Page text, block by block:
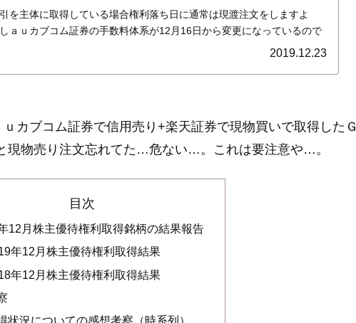
を主体に取得している場合権利落ち日に通常は現渡注文をしますよ
ａｕカブコム証券の手数料体系が12月16日から変更になっているので
用売りを建てている方はそのまま現渡するのはちょっと待った方が良い
2019.12.23
カブコム証券で信用売り+楽天証券で現物買いで取得したＧ
現物売り注文忘れてた…危ない…。これは要注意や…。
目次
12月株主優待権利取得銘柄の結果報告
年12月株主優待権利取得結果
年12月株主優待権利取得結果
状況についての感想考察（時系列）